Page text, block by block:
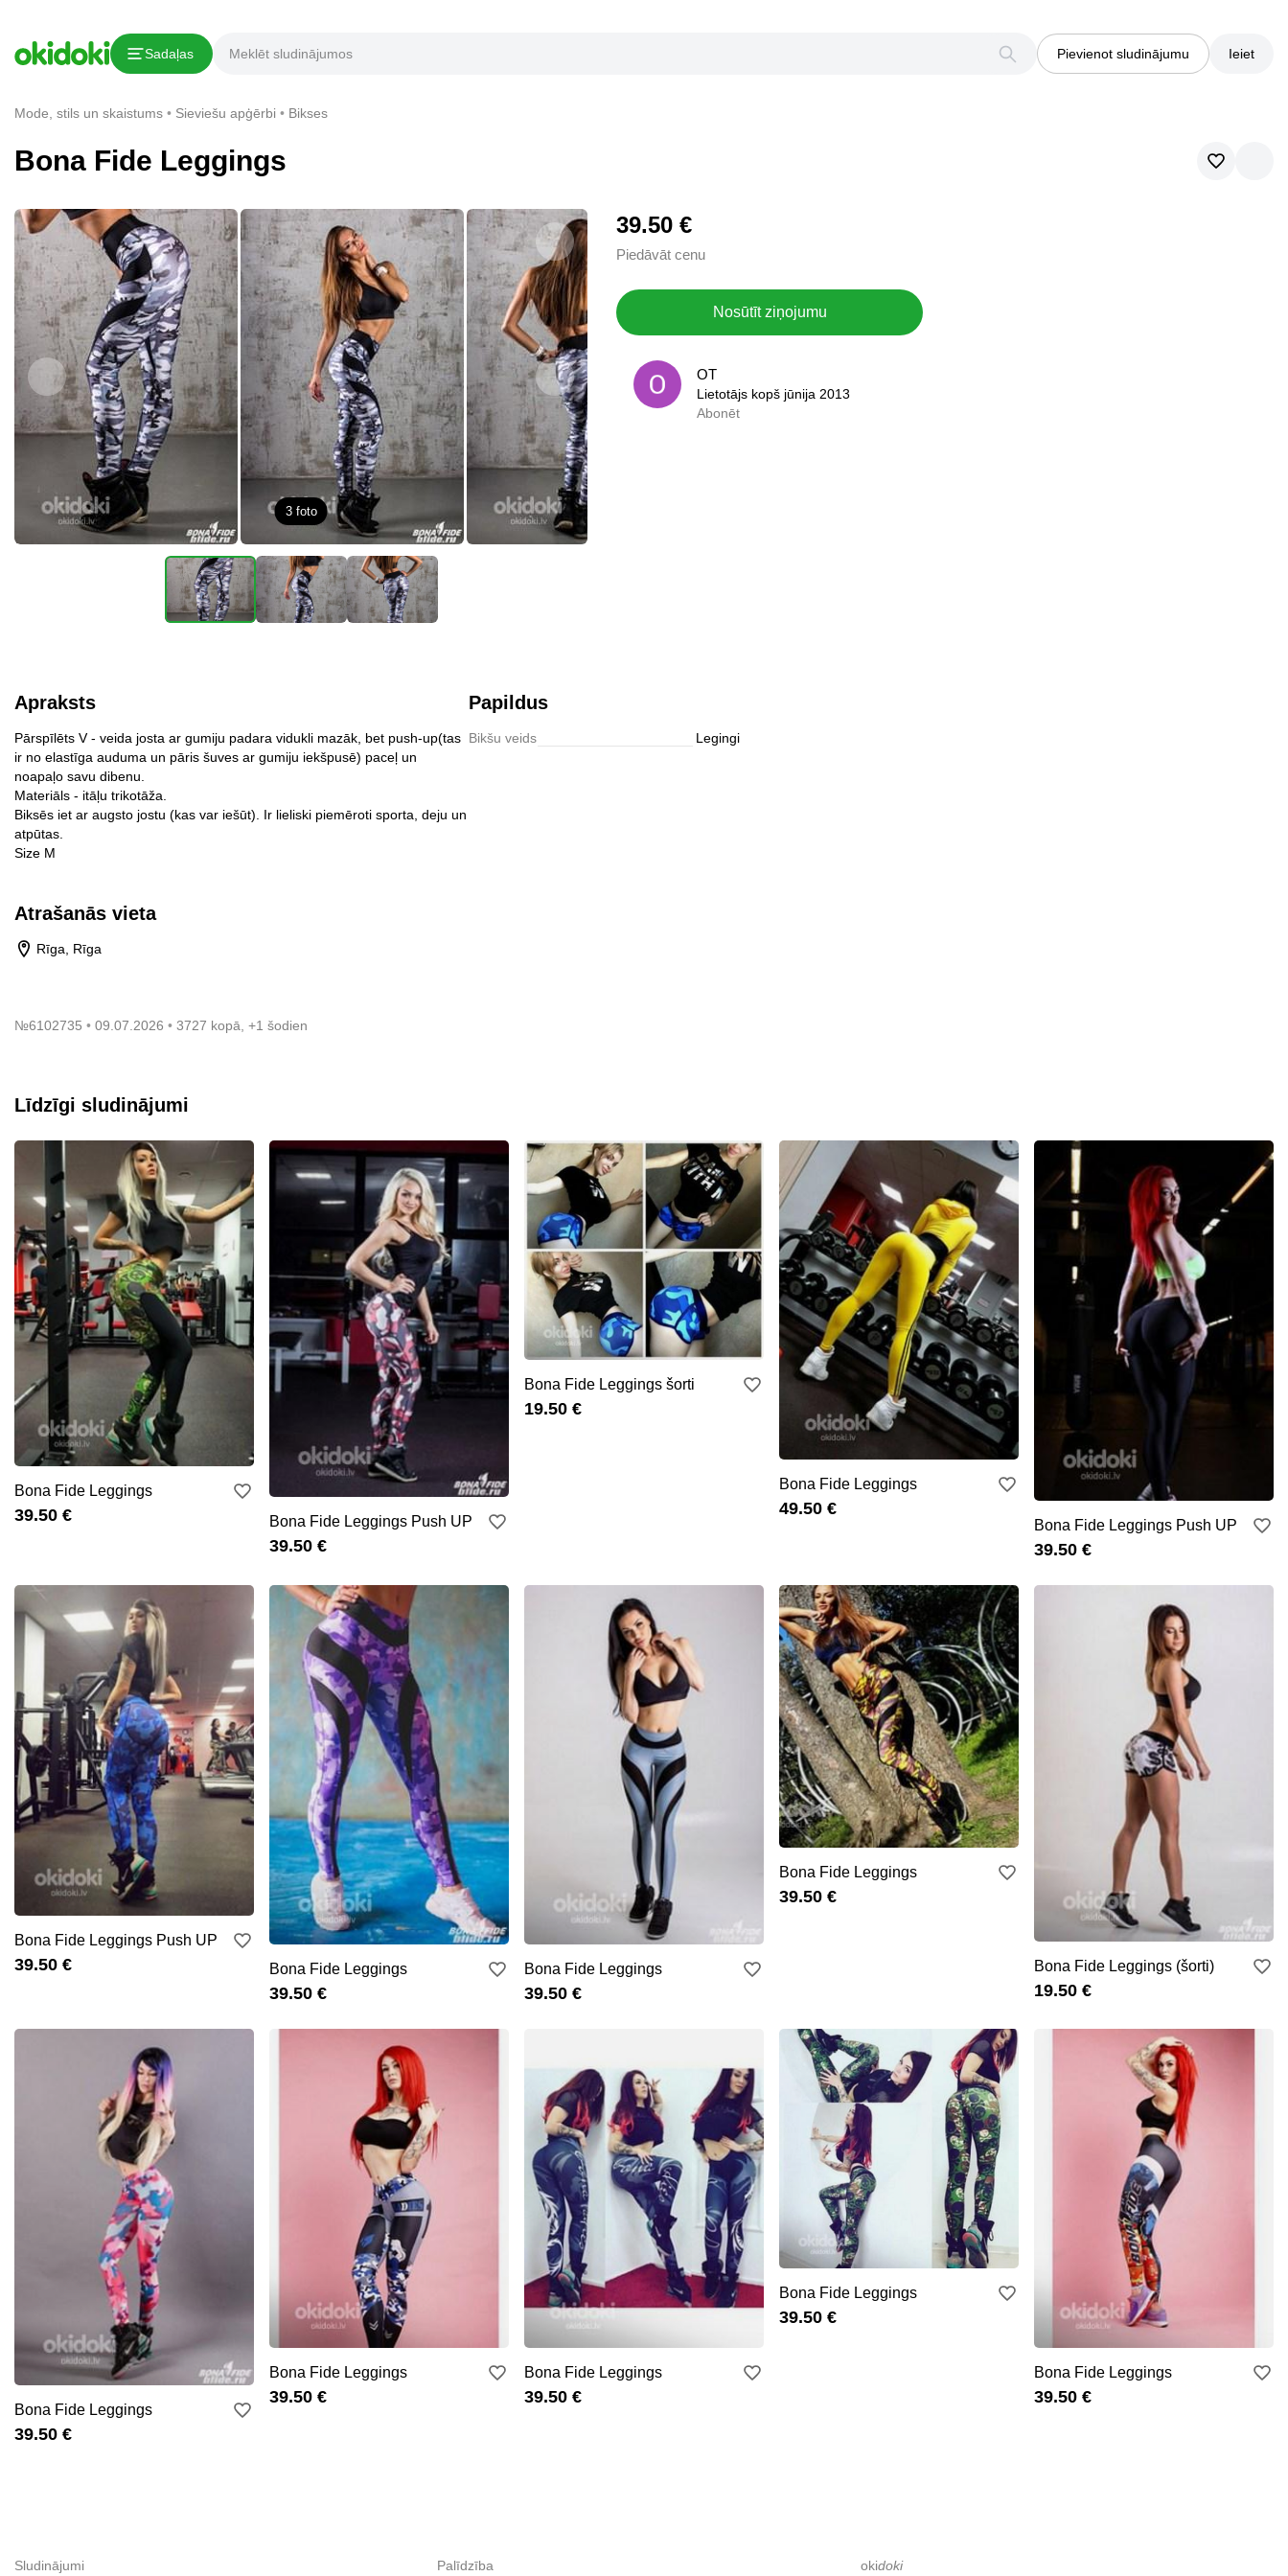
Sadaļas Pievienot sludinājumu Ieiet
Mode, stils un skaistums Sieviešu apģērbi Bikses
Bona Fide Leggings
3 foto
39.50 €
Piedāvāt cenu
Nosūtīt ziņojumu
OT
Lietotājs kopš jūnija 2013
Abonēt
OT
Lietotājs kopš jūnija 2013
0,0
Apraksts
Pārspīlēts V - veida josta ar gumiju padara vidukli mazāk, bet push-up(tas
ir no elastīga auduma un pāris šuves ar gumiju iekšpusē) paceļ un
noapaļo savu dibenu.
Materiāls - itāļu trikotāža.
Biksēs iet ar augsto jostu (kas var iešūt). Ir lieliski piemēroti sporta, deju un
atpūtas.
Size M
Papildus
Bikšu veids Legingi
Atrašanās vieta
Rīga, Rīga
№6102735 09.07.2026 3727 kopā, +1 šodien
Līdzīgi sludinājumi
Bona Fide Leggings
39.50 € Bona Fide Leggings Push UP
39.50 €
Bona Fide Leggings šorti
19.50 €
Bona Fide Leggings
49.50 €
Bona Fide Leggings Push UP
39.50 €
Bona Fide Leggings Push UP
39.50 € Bona Fide Leggings
39.50 €
Bona Fide Leggings
39.50 €
Bona Fide Leggings
39.50 €
Bona Fide Leggings (šorti)
19.50 €
Bona Fide Leggings
39.50 €
Bona Fide Leggings
39.50 €
Bona Fide Leggings
39.50 €
Bona Fide Leggings
39.50 €
Bona Fide Leggings
39.50 €
Sludinājumi Palīdzība okidoki
Kopēt saiti